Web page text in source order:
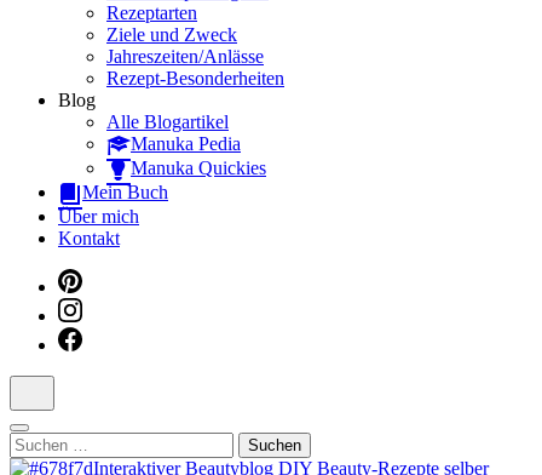
Rezeptarten
Ziele und Zweck
Jahreszeiten/Anlässe
Rezept-Besonderheiten
Blog
Alle Blogartikel
Manuka Pedia
Manuka Quickies
Mein Buch
Über mich
Kontakt
Suchen
nach: